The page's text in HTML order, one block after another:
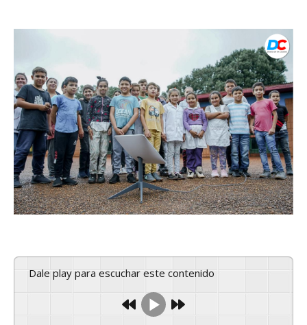
Dale play para escuchar este contenido